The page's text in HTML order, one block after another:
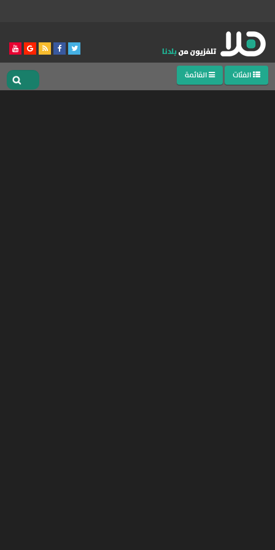
الفئات القائمة